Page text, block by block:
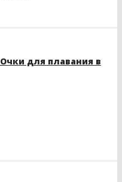
Очки для плавания в